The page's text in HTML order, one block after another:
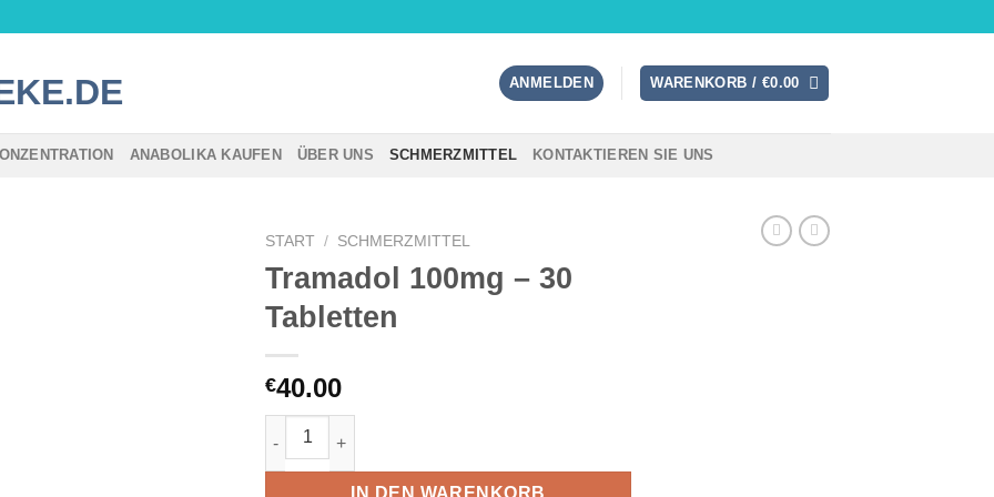
ANMELDEN WARENKORB / €0.00
ANABOLIKA KAUFEN ÜBER UNS SCHMERZMITTEL KONTAKTIEREN SIE UNS
START / SCHMERZMITTEL
Tramadol 100mg – 30
Tabletten
€40.00
Tramadol 100mg – 30 Tabletten Menge
IN DEN WARENKORB